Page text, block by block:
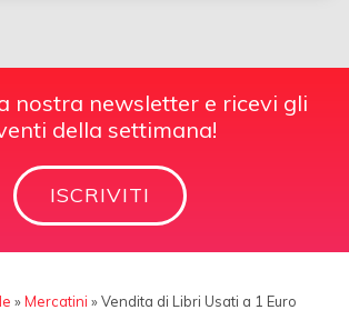
nostra newsletter e ricevi gli
della settimana!
ISCRIVITI
»Mercatini »Vendita di Libri Usati a 1 Euro